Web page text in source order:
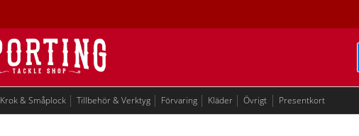
Krok & Småplock Tillbehör & Verktyg Förvaring Kläder Övrigt Presentkort